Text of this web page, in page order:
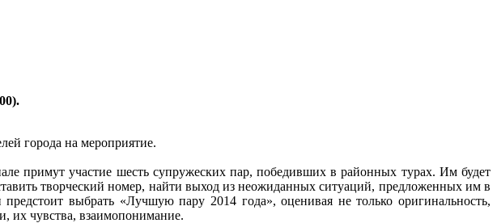
города на мероприятие.
примут участие шесть супружеских пар, победивших в районных турах. Им будет
творческий номер, найти выход из неожиданных ситуаций, предложенных им в
выбрать «Лучшую пару 2014 года», оценивая не только оригинальность,
их чувства, взаимопонимание.